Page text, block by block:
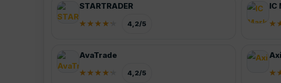
STARTRADER
4,2/5
IC
AvaTrade
4,2/5
Axi